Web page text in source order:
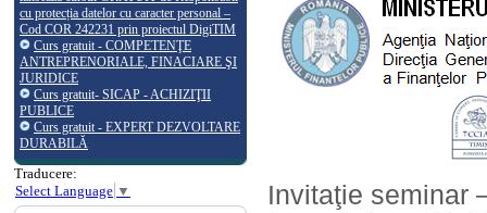
cu protecția datelor cu caracter personal –
Cod COR 242231 prin proiectul DigiTIM
Curs gratuit - COMPETENŢE
ANTREPRENORIALE, FINACIARE ŞI
JURIDICE
Curs gratuit- SICAP - ACHIZIŢII
PUBLICE
Curs gratuit - EXPERT DEZVOLTARE
DURABILĂ
Traducere:
Select Language ▼
Invitaţie seminar